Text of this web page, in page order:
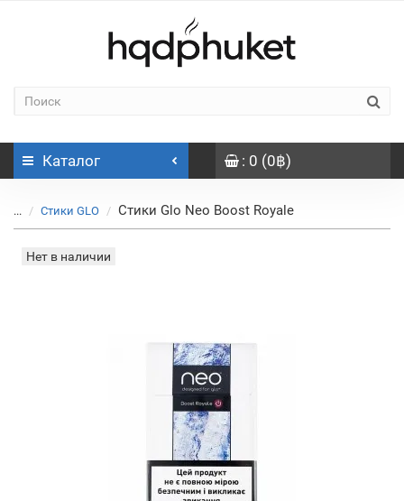
Каталог : 0 (0฿)
... Стики GLO Стики Glo Neo Boost Royale
Нет в наличии